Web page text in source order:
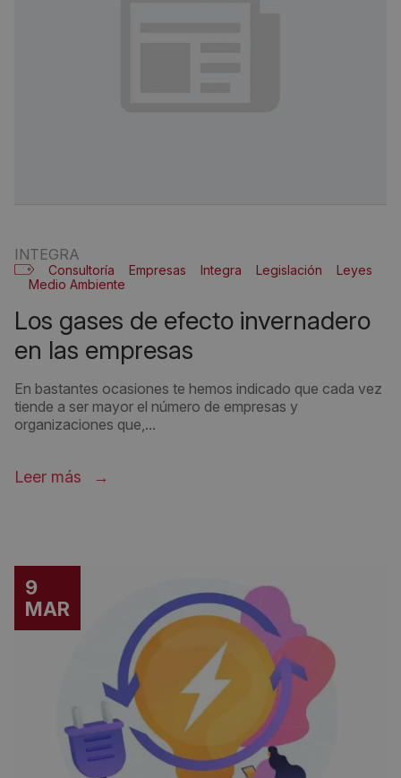
INTEGRA
Consultoría Empresas Integra Legislación
Leyes
Medio Ambiente
los gases de efecto invernadero
en las empresas
En bastantes ocasiones te hemos indicado que cada vez
tiende a ser mayor el número de empresas y
organizaciones que,...
Leer más
9
MAR